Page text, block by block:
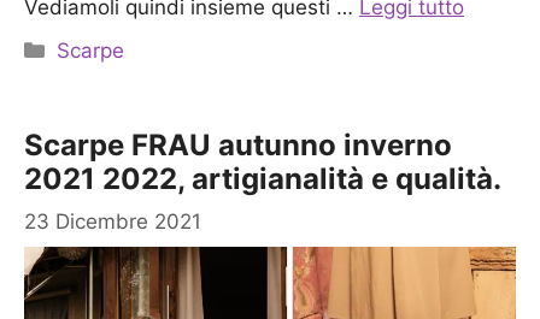
Vediamoli quindi insieme questi … Leggi tutto
Categorie
Scarpe
Scarpe FRAU autunno inverno
2021 2022, artigianalità e qualità.
23 Dicembre 2021